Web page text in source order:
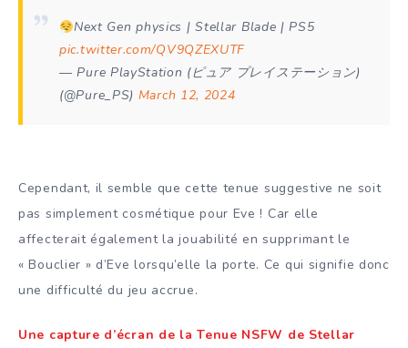
Next Gen physics | Stellar Blade | PS5
pic.twitter.com/QV9QZEXUTF
— Pure PlayStation (ピュア プレイステーション)
(@Pure_PS) March 12, 2024
Cependant, il semble que cette tenue suggestive ne soit
pas simplement cosmétique pour Eve ! Car elle
affecterait également la jouabilité en supprimant le
« Bouclier » d’Eve lorsqu’elle la porte. Ce qui signifie donc
une difficulté du jeu accrue.
Une capture d’écran de la Tenue NSFW de Stellar